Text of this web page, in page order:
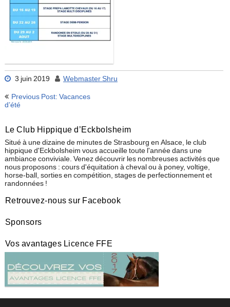
Les installations
La cavalerie : Les chevaux et les poneys
Disciplines
Compétition
Contact/accès
3 juin 2019 Webmaster Shru
Navigation
de
Previous Post: Vacances
d’été
Le Club Hippique d’Eckbolsheim
Situé à une dizaine de minutes de Strasbourg en Alsace, le club
hippique d'Eckbolsheim vous accueille toute l'année dans une
ambiance conviviale. Venez découvrir les nombreuses activités que
nous proposons : cours d'équitation à cheval ou à poney, voltige,
horse-ball, sorties en compétition, stages de perfectionnement et
randonnées !
Retrouvez-nous sur Facebook
Sponsors
Vos avantages Licence FFE